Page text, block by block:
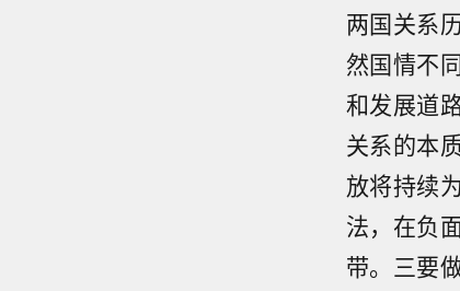
两国关系
然国情不
和发展道
关系的本
放将持续
法，在负
带。三要